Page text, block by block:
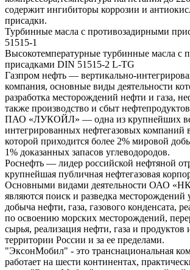
содержит ингибиторы коррозии и
присадки.
Турбинные масла с противозадирными
51515-1
Высокотемпературные турбинные масла с
присадками DIN 51515-2 L-TG
Газпром нефть — вертикально-
компания, основные виды деятельности
разработка месторождений нефти и газа,
также производство и сбыт
ПАО «ЛУКОЙЛ» — одна из крупнейших
интегрированных нефтегазовых компаний
которой приходится более 2% мировой
1% доказанных запасов углеводородов.
Роснефть — лидер российской нефтяной
крупнейшая публичная нефтегазовая
Основными видами деятельности ОАО «НК
являются поиск и разведка месторождений
добыча нефти, газа, газового конденсата,
по освоению морских месторождений,
сырья, реализация нефти, газа и продуктов
территории России и за ее пределами.
"ЭксонМобил" - это транснациональная
работает на шести континентах,